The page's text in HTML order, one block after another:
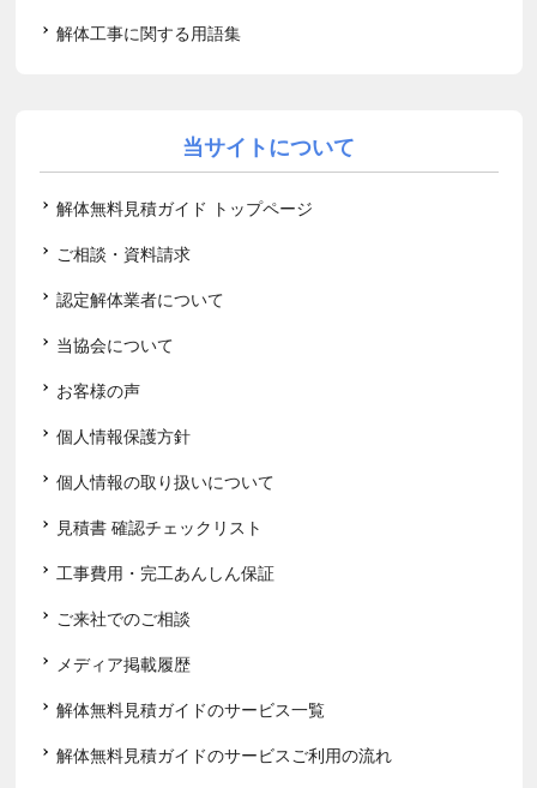
解体工事に関する用語集
当サイトについて
解体無料見積ガイド トップページ
ご相談・資料請求
認定解体業者について
当協会について
お客様の声
個人情報保護方針
個人情報の取り扱いについて
見積書 確認チェックリスト
工事費用・完工あんしん保証
ご来社でのご相談
メディア掲載履歴
解体無料見積ガイドのサービス一覧
解体無料見積ガイドのサービスご利用の流れ